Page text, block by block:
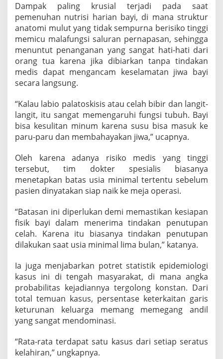
Dampak paling krusial terjadi pada saat
pemenuhan nutrisi harian bayi, di mana struktur
anatomi mulut yang tidak sempurna berisiko tinggi
memicu malafungsi saluran pernapasan, sehingga
menuntut penanganan yang sangat hati-hati dari
orang tua karena jika dibiarkan tanpa tindakan
medis dapat mengancam keselamatan jiwa bayi
secara langsung.
“Kalau labio palatoskisis atau celah bibir dan langit-
langit, itu sangat memengaruhi fungsi tubuh. Bayi
bisa kesulitan minum karena susu bisa masuk ke
paru-paru dan membahayakan jiwa,” ucapnya.
Oleh karena adanya risiko medis yang tinggi
tersebut, tim dokter spesialis biasanya
menetapkan batas usia minimal tertentu sebelum
pasien dinyatakan siap naik ke meja operasi.
“Batasan ini diperlukan demi memastikan kesiapan
fisik bayi dalam menerima tindakan penutupan
celah. Karena itu biasanya tindakan penutupan
dilakukan saat usia minimal lima bulan,” katanya.
Ia juga menjabarkan potret statistik epidemiologi
kasus ini di tengah masyarakat, di mana angka
probabilitas kejadiannya tergolong konstan. Dari
total temuan kasus, persentase keterkaitan garis
keturunan keluarga memang memegang andil
yang sangat mendominasi.
“Rata-rata terdapat satu kasus dari setiap seratus
kelahiran,” ungkapnya.